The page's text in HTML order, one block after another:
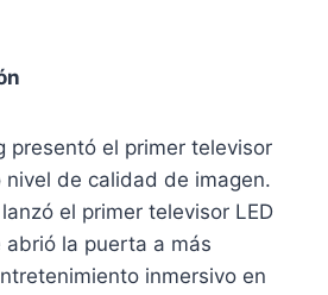
presentó el primer televisor
nivel de calidad de imagen.
el primer televisor LED
la puerta a más
inmersivo en